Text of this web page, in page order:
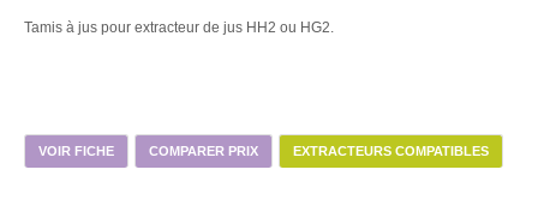
Tamis à jus pour extracteur de jus HH2 ou HG2.
VOIR FICHE COMPARER PRIX EXTRACTEURS COMPATIBLES